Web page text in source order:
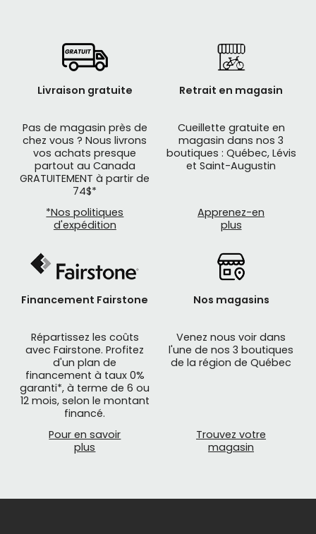
Livraison gratuite
Pas de magasin près de
chez vous ? Nous livrons
vos achats presque
partout au Canada
GRATUITEMENT à partir de
74$*
*Nos politiques
d'expédition
Retrait en magasin
Cueillette gratuite en
magasin dans nos 3
boutiques : Québec, Lévis
et Saint-Augustin
Apprenez-en
plus
Financement Fairstone
Répartissez les coûts
avec Fairstone. Profitez
d'un plan de
financement à taux 0%
garanti*, à terme de 6 ou
12 mois, selon le montant
financé.
Pour en savoir
plus
Nos magasins
Venez nous voir dans
l'une de nos 3 boutiques
de la région de Québec
Trouvez votre
magasin